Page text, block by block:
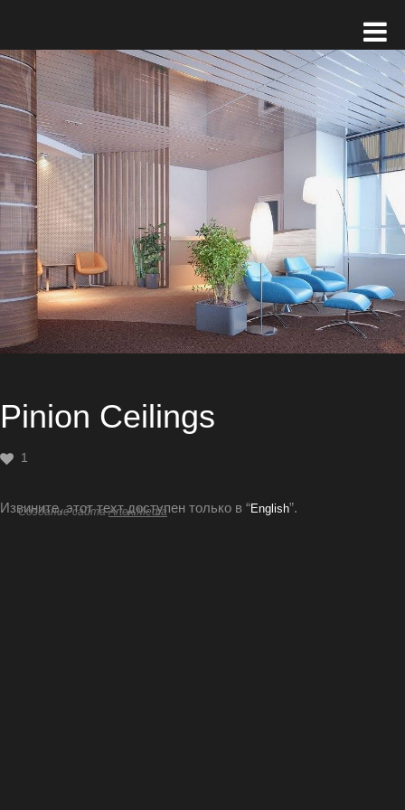
Pinion Ceilings
1
Извините, этот техт доступен только в “English”.
Создание сайтаArtex Media